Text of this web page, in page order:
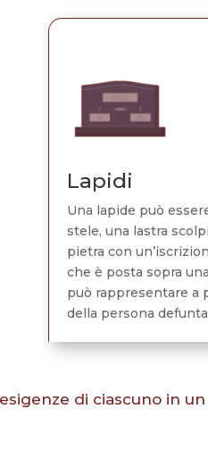
Lapidi
Una lapide può
stele, una lastra
pietra con
che è posta sopra
può rappresentare a
della persona
di ciascuno in